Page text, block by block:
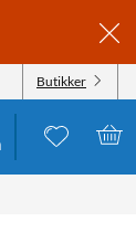
Butikker